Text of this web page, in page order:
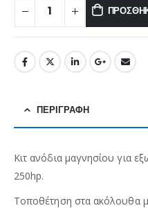
ΠΕΡΙΓΡΑΦΉ
Κιτ ανόδια μαγνησίου για
250hp.
Τοποθέτηση στα ακόλουθα